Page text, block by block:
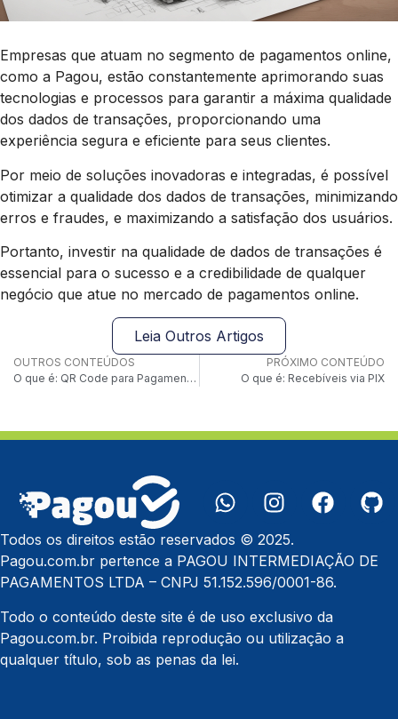
Empresas que atuam no segmento de pagamentos online,
como a Pagou, estão constantemente aprimorando suas
tecnologias e processos para garantir a máxima qualidade
dos dados de transações, proporcionando uma
experiência segura e eficiente para seus clientes.
Por meio de soluções inovadoras e integradas, é possível
otimizar a qualidade dos dados de transações, minimizando
erros e fraudes, e maximizando a satisfação dos usuários.
Portanto, investir na qualidade de dados de transações é
essencial para o sucesso e a credibilidade de qualquer
negócio que atue no mercado de pagamentos online.
Leia Outros Artigos
OUTROS CONTEÚDOS
O que é: QR Code para Pagamentos Recorrentes
PRÓXIMO CONTEÚDO
O que é: Recebíveis via PIX
Todos os direitos estão reservados © 2025.
Pagou.com.br pertence a PAGOU INTERMEDIAÇÃO DE
PAGAMENTOS LTDA – CNPJ 51.152.596/0001-86.
Todo o conteúdo deste site é de uso exclusivo da
Pagou.com.br. Proibida reprodução ou utilização a
qualquer título, sob as penas da lei.